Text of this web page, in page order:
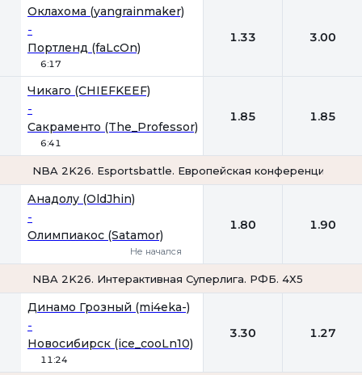
Оклахома (yangrainmaker)
-
Портленд (faLcOn)
6:17
1.33 3.00
Чикаго (CHIEFKEEF)
-
Сакраменто (The_Professor)
6:41
1.85 1.85
NBA 2K26. Esportsbattle. Европейская конференция. 4х5
Анадолу (OldJhin)
-
Олимпиакос (Satamor)
Не начался
1.80 1.90
NBA 2K26. Интерактивная Суперлига. РФБ. 4Х5
Динамо Грозный (mi4eka-)
-
Новосибирск (ice_cooLn10)
11:24
3.30 1.27